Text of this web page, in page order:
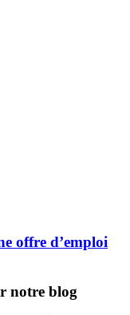
offre d’emploi
notre blog